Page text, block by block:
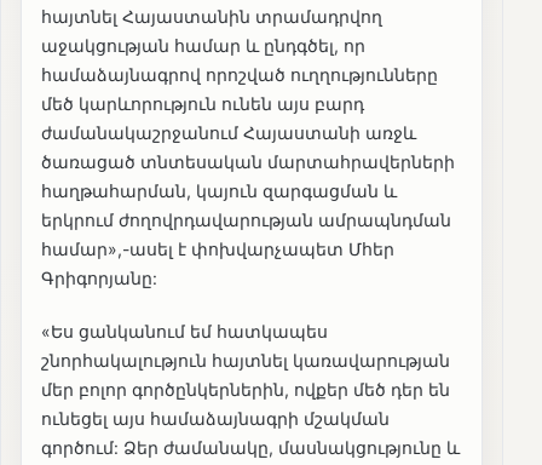
հայտնել Հայաստանին տրամադրվող
աջակցության համար և ընդգծել, որ
համաձայնագրով որոշված ուղղությունները
մեծ կարևորություն ունեն այս բարդ
ժամանակաշրջանում Հայաստանի առջև
ծառացած տնտեսական մարտահրավերների
հաղթահարման, կայուն զարգացման և
երկրում ժողովրդավարության ամրապնդման
համար»,-ասել է փոխվարչապետ Մհեր
Գրիգորյանը:
«Ես ցանկանում եմ հատկապես
շնորհակալություն հայտնել կառավարության
մեր բոլոր գործընկերներին, ովքեր մեծ դեր են
ունեցել այս համաձայնագրի մշակման
գործում: Ձեր ժամանակը, մասնակցությունը և